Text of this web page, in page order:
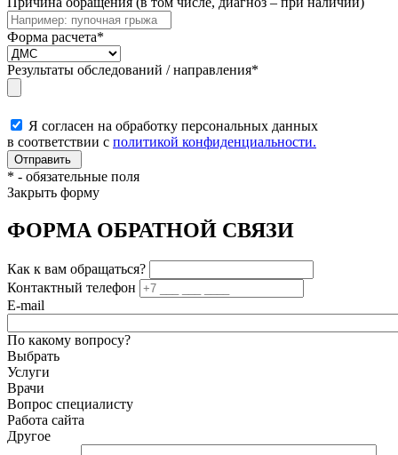
Форма расчета*
Результаты обследований / направления*
Я согласен на обработку персональных данных
в соответствии с политикой конфиденциальности.
* - обязательные поля
Закрыть форму
ФОРМА ОБРАТНОЙ СВЯЗИ
Как к вам обращаться?
Контактный телефон
E-mail
По какому вопросу?
Выбрать
Услуги
Врачи
Вопрос специалисту
Работа сайта
Другое